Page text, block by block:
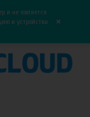
0
и не является
и устройства
×